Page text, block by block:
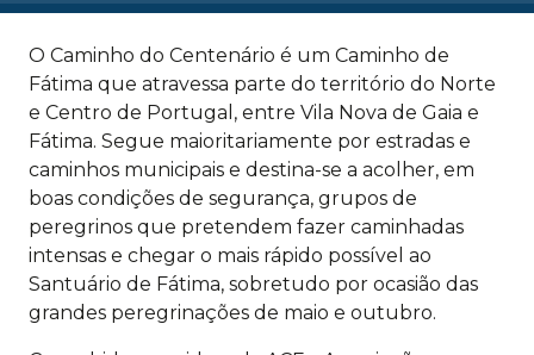
O Caminho do Centenário é um Caminho de
Fátima que atravessa parte do território do Norte
e Centro de Portugal, entre Vila Nova de Gaia e
Fátima. Segue maioritariamente por estradas e
caminhos municipais e destina-se a acolher, em
boas condições de segurança, grupos de
peregrinos que pretendem fazer caminhadas
intensas e chegar o mais rápido possível ao
Santuário de Fátima, sobretudo por ocasião das
grandes peregrinações de maio e outubro.